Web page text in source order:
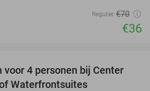
Regulier €70
€36
voor 4 personen bij Center
Waterfrontsuites